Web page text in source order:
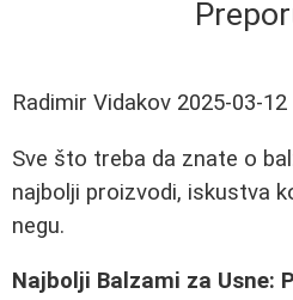
Radimir Vidakov 2025-03-12
Sve što treba da znate o
najbolji proizvodi, iskustva
negu.
Najbolji Balzami za Usne: